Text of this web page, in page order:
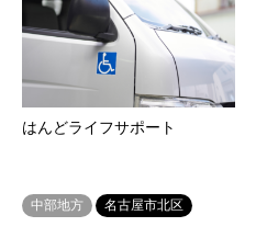
はんどライフサポート
中部地方 名古屋市北区